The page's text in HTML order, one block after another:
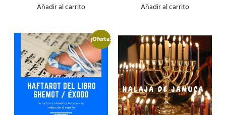
Añadir al carrito Añadir al carrito
¡Oferta!